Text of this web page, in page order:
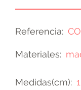
Referencia
Materiales
Medidas(cm)